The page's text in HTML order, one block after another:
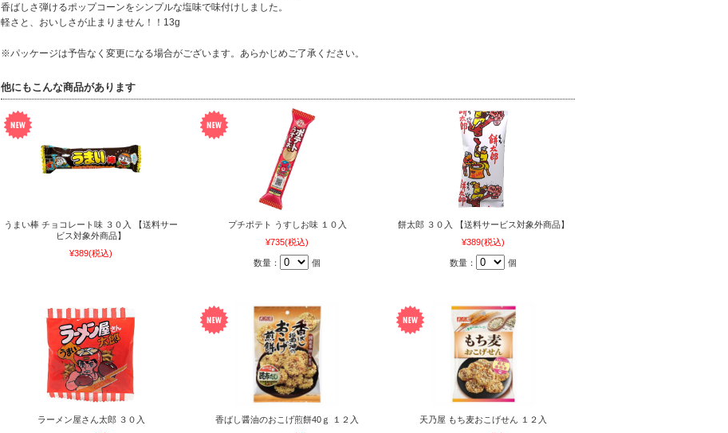
香ばしさ弾けるポップコーンをシンプルな塩味で味付けしました。
軽さと、おいしさが止まりません！！13g
※パッケージは予告なく変更になる場合がございます。あらかじめご了承ください。
他にもこんな商品があります
うまい棒 チョコレート味 ３０入 【送料サー
ビス対象外商品】
¥389(税込)
プチポテト うすしお味 １０入
¥735(税込)
数量： 個
餅太郎 ３０入 【送料サービス対象外商品】
¥389(税込)
数量： 個
ラーメン屋さん太郎 ３０入
香ばし醤油のおこげ煎餅40ｇ １２入
天乃屋 もち麦おこげせん １２入